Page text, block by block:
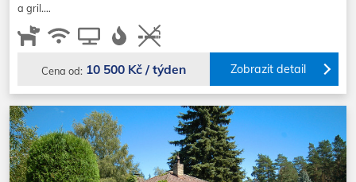
a gril.…
Cena od: 10 500 Kč / týden Zobrazit detail